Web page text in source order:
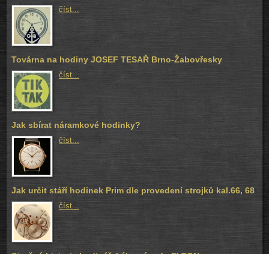
číst...
Továrna na hodiny JOSEF TESAŘ Brno-Žabovřesky
číst...
Jak sbírat náramkové hodinky?
číst...
Jak určit stáří hodinek Prim dle provedení strojků kal.66, 68
číst...